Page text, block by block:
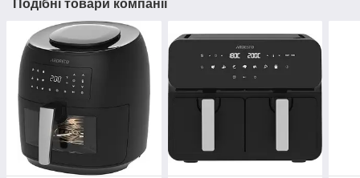
Подібні товари компанії